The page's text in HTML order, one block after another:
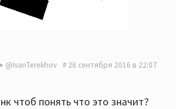
@IvanTerekhov 26 сентября 2016 в 22:07
чтоб понять что это значит?